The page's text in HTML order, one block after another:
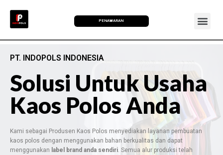
PENAWARAN
PT. INDOPOLS INDONESIA
Solusi Untuk Usaha
Kaos Polos Anda
Kami sebagai Produsen Kaos Polos menyediakan layanan pembuatan
kaos polos dengan menggunakan bahan berkualitas dan dapat
menggunakan label brand anda sendiri . Semua alur produksi telah